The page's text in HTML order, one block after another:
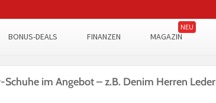
BONUS-DEALS FINANZEN MAGAZIN
im Angebot – z.B. Denim Herren Leder